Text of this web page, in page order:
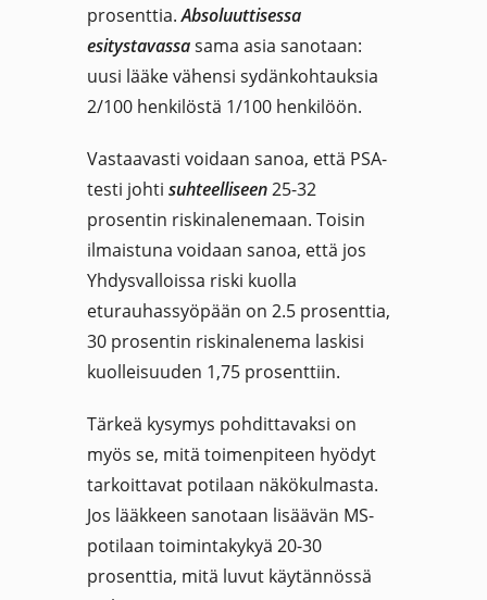
prosenttia.Absoluuttisessa
esitystavassasama asia sanotaan:
uusi lääke vähensi sydänkohtauksia
2/100 henkilöstä 1/100 henkilöön.
Vastaavasti voidaan sanoa, että PSA-
testi johti suhteelliseen25-32
prosentin riskinalenemaan. Toisin
ilmaistuna voidaan sanoa, että jos
Yhdysvalloissa riski kuolla
eturauhassyöpään on 2.5 prosenttia,
30 prosentin riskinalenema laskisi
kuolleisuuden 1,75 prosenttiin.
Tärkeä kysymys pohdittavaksi on
myös se, mitä toimenpiteen hyödyt
tarkoittavat potilaan näkökulmasta.
Jos lääkkeen sanotaan lisäävän MS-
potilaan toimintakykyä 20-30
prosenttia, mitä luvut käytännössä